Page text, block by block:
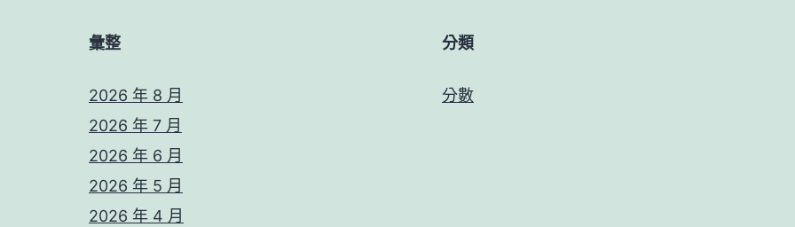
彙整
2026 年 8 月
2026 年 7 月
2026 年 6 月
2026 年 5 月
2026 年 4 月
分類
分數